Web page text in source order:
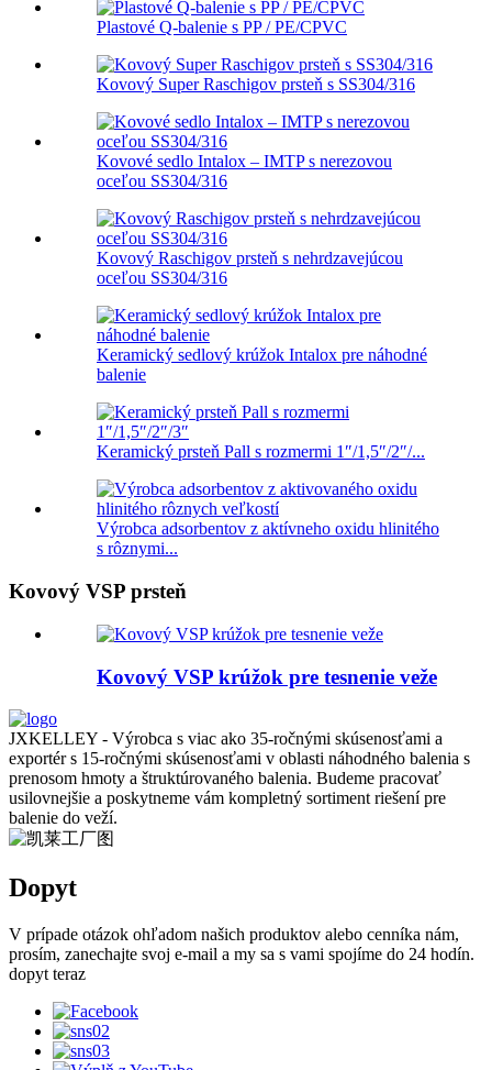
Plastové Q-balenie s PP / PE/CPVC
Kovový Super Raschigov prsteň s SS304/316
Kovové sedlo Intalox – IMTP s nerezovou
oceľou SS304/316
Kovový Raschigov prsteň s nehrdzavejúcou
oceľou SS304/316
Keramický sedlový krúžok Intalox pre náhodné
balenie
Keramický prsteň Pall s rozmermi 1″/1,5″/2″/...
Výrobca adsorbentov z aktívneho oxidu hlinitého
s rôznymi...
Kovový VSP prsteň
Kovový VSP krúžok pre tesnenie veže
JXKELLEY - Výrobca s viac ako 35-ročnými skúsenosťami a
exportér s 15-ročnými skúsenosťami v oblasti náhodného balenia s
prenosom hmoty a štruktúrovaného balenia. Budeme pracovať
usilovnejšie a poskytneme vám kompletný sortiment riešení pre
balenie do veží.
Dopyt
V prípade otázok ohľadom našich produktov alebo cenníka nám,
prosím, zanechajte svoj e-mail a my sa s vami spojíme do 24 hodín.
dopyt teraz